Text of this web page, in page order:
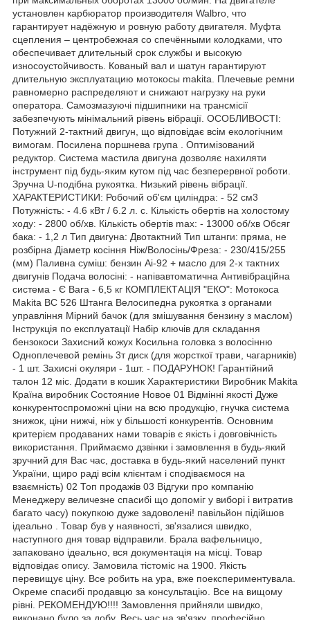
установлен карбюратор производителя Walbro, что
гарантирует надёжную и ровную работу двигателя. Муфта
сцепления – центробежная со спечёнными колодками, что
обеспечивает длительный срок службы и высокую
износоустойчивость. Кованый вал и шатун гарантируют
длительную эксплуатацию мотокосы makita. Плечевые ремни
равномерно распределяют и снижают нагрузку на руки
оператора. Самозмазуючі підшипники на трансмісії
забезпечують мінімальний рівень вібрації. ОСОБЛИВОСТІ:
Потужний 2-тактний двигун, що відповідає всім екологічним
вимогам. Посилена поршнева група . Оптимізований
редуктор. Система мастила двигуна дозволяє нахиляти
інструмент під будь-яким кутом під час безперервної роботи.
Зручна U-подібна рукоятка. Низький рівень вібрації.
ХАРАКТЕРИСТИКИ: Робочий об'єм циліндра: - 52 см3
Потужність: - 4.6 кВт / 6.2 л. с. Кількість обертів на холостому
ходу: - 2800 об/хв. Кількість обертів max: - 13000 об/хв Обсяг
бака: - 1,2 л Тип двигуна: Двотактний Тип штанги: пряма, не
розбірна Діаметр косіння Ніж/Волосінь/Фреза: - 230/415/255
(мм) Паливна суміш: бензин Аі-92 + масло для 2-х тактних
двигунів Подача волосіні: - напівавтоматична Антивібраційна
система - Є Вага - 6,5 кг КОМПЛЕКТАЦІЯ "ЕКО": Мотокоса
Makita BC 526 Штанга Велосипедна рукоятка з органами
управління Мірний бачок (для змішування бензину з маслом)
Інструкція по експлуатації Набір ключів для складання
бензокоси Захисний кожух Косильна головка з волосінню
Одноплечевой ремінь 3т диск (для жорсткої трави, чагарників)
- 1 шт. Захисні окуляри - 1шт. - ПОДАРУНОК! Гарантійний
талон 12 міс. Додати в кошик Характеристики Виробник Makita
Країна виробник Состояние Новое 01 Відмінні якості Дуже
конкурентоспроможні ціни на всю продукцію, гнучка система
знижок, ціни нижчі, ніж у більшості конкурентів. Основним
критерієм продаваних нами товарів є якість і довговічність
використання. Приймаємо дзвінки і замовлення в будь-який
зручний для Вас час, доставка в будь-який населений пункт
України, щиро раді всім клієнтам і сподіваємося на
взаємність) 02 Топ продажів 03 Відгуки про компанію
Менеджеру величезне спасибі що допоміг у виборі і витратив
багато часу) покупкою дуже задоволені! павільйон підійшов
ідеально . Товар був у наявності, зв'язалися швидко,
наступного дня товар відправили. Брала вафельницю,
запаковано ідеально, вся документація на місці. Товар
відповідає опису. Замовила тістоміс на 1900. Якість
перевищує ціну. Все робить на ура, вже поекспериментувала.
Окреме спасибі продавцю за консультацію. Все на вищому
рівні. РЕКОМЕНДУЮ!!!! Замовлення прийняли швидко,
виконано було за добу. Весь час на зв'язку, професійно